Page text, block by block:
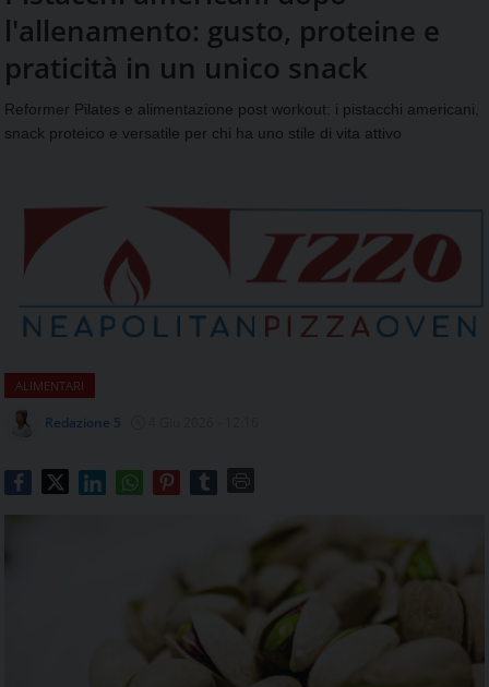
aggiornamenti
quotidiani
temi
come
ospitalità,
ristorazione,
beverage,
catering
e
sul
dell'alimentazione,
dei
consumi
del
Food
CONTATTI
l'allenamento: gusto, proteine e
praticità in un unico snack
Reformer Pilates e alimentazione post workout: i pistacchi americani,
snack proteico e versatile per chi ha uno stile di vita attivo
ALIMENTARI
Redazione 5